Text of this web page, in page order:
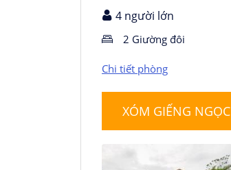
4 người lớn
2 Giường đôi
Chi tiết phòng
XÓM GIẾNG NGỌC